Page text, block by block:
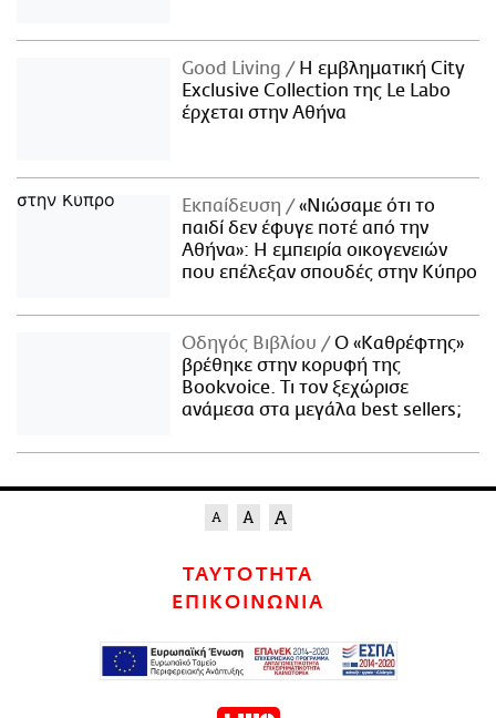
Good Living
Η εμβληματική City
Exclusive Collection της Le Labo
έρχεται στην Αθήνα
Εκπαίδευση
«Νιώσαμε ότι το
παιδί δεν έφυγε ποτέ από την
Αθήνα»: Η εμπειρία οικογενειών
που επέλεξαν σπουδές στην Κύπρο
Οδηγός Βιβλίου
Ο «Καθρέφτης»
βρέθηκε στην κορυφή της
Bookvoice. Τι τον ξεχώρισε
ανάμεσα στα μεγάλα best sellers;
ΤΑΥΤΟΤΗΤΑ
ΕΠΙΚΟΙΝΩΝΙΑ